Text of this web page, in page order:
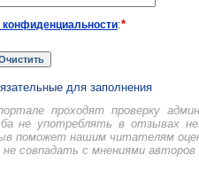
конфиденциальности:*
для заполнения
проходят проверку
не употреблять в отзывах
поможет нашим читателям
совпадать с мнениями